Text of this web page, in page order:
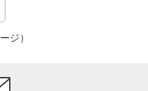
ジ）